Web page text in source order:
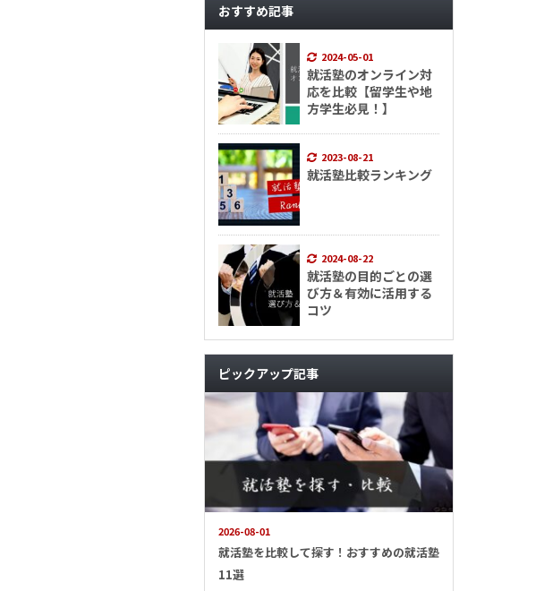
おすすめ記事
2024-05-01
就活塾のオンライン対
応を比較【留学生や地
方学生必見！】
2023-08-21
就活塾比較ランキング
2024-08-22
就活塾の目的ごとの選
び方＆有効に活用する
コツ
ピックアップ記事
2026-08-01
就活塾を比較して探す！おすすめの就活塾
11選